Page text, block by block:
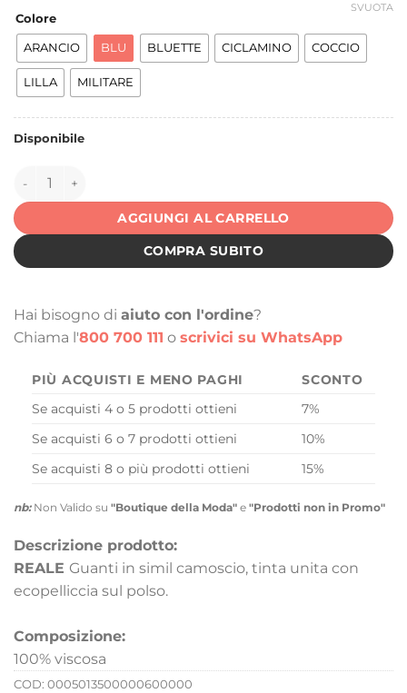
Colore
ARANCIO BLU BLUETTE CICLAMINO COCCIO
LILLA MILITARE
SVUOTA
Disponibile
150339 quantità
AGGIUNGI AL CARRELLO
COMPRA SUBITO
Hai bisogno di aiuto con l'ordine?
Chiama l'800 700 111 o scrivici su WhatsApp
PIÙ ACQUISTI E MENO PAGHI
SCONTO
Se acquisti 4 o 5 prodotti ottieni
7%
Se acquisti 6 o 7 prodotti ottieni
10%
Se acquisti 8 o più prodotti ottieni
15%
nb:Non Valido su "Boutique della Moda" e "Prodotti non in Promo"
Descrizione prodotto:
REALE Guanti in simil camoscio, tinta unita con
ecopelliccia sul polso.
Composizione:
100% viscosa
COD: 0005013500000600000